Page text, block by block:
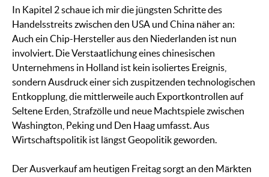
In Kapitel 2 schaue ich mir die jüngsten Schritte des
Handelsstreits zwischen den USA und China näher an:
Auch ein Chip-Hersteller aus den Niederlanden ist nun
involviert. Die Verstaatlichung eines chinesischen
Unternehmens in Holland ist kein isoliertes Ereignis,
sondern Ausdruck einer sich zuspitzenden technologischen
Entkopplung, die mittlerweile auch Exportkontrollen auf
Seltene Erden, Strafzölle und neue Machtspiele zwischen
Washington, Peking und Den Haag umfasst. Aus
Wirtschaftspolitik ist längst Geopolitik geworden.
Der Ausverkauf am heutigen Freitag sorgt an den Märkten